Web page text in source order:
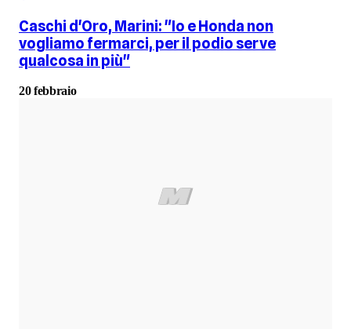
Caschi d'Oro, Marini: "Io e Honda non
vogliamo fermarci, per il podio serve
qualcosa in più"
20 febbraio